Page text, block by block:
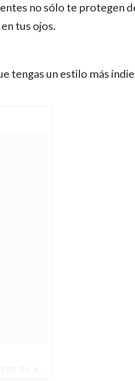
no sólo te protegen
tus ojos.
tengas un estilo más